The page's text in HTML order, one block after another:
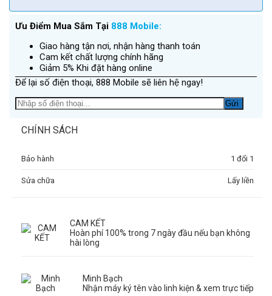
Ưu Điểm Mua Sắm Tại 888 Mobile:
Giao hàng tận nơi, nhận hàng thanh toán
Cam kết chất lượng chính hãng
Giảm 5% Khi đặt hàng online
Để lại số điện thoại, 888 Mobile sẽ liên hệ ngay!
CHÍNH SÁCH
Bảo hành 1 đổi 1
Sửa chữa Lấy liền
CAM KẾT
Hoàn phí 100% trong 7 ngày đầu nếu bạn không
hài lòng
Minh Bạch
Nhận máy ký tên vào linh kiện & xem trực tiếp